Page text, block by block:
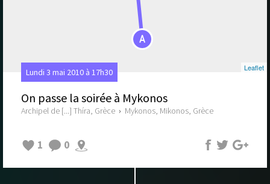
A
Leaflet
Lundi 3 mai 2010 à 17h30
On passe la soirée à Mykonos
Archipel de [...] Thíra, Grèce › Mykonos, Mikonos, Grèce
1 0